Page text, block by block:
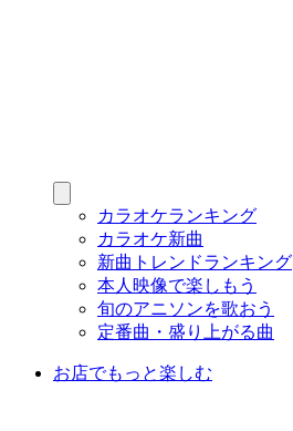
カラオケランキング
カラオケ新曲
新曲トレンドランキング
本人映像で楽しもう
旬のアニソンを歌おう
定番曲・盛り上がる曲
お店でもっと楽しむ